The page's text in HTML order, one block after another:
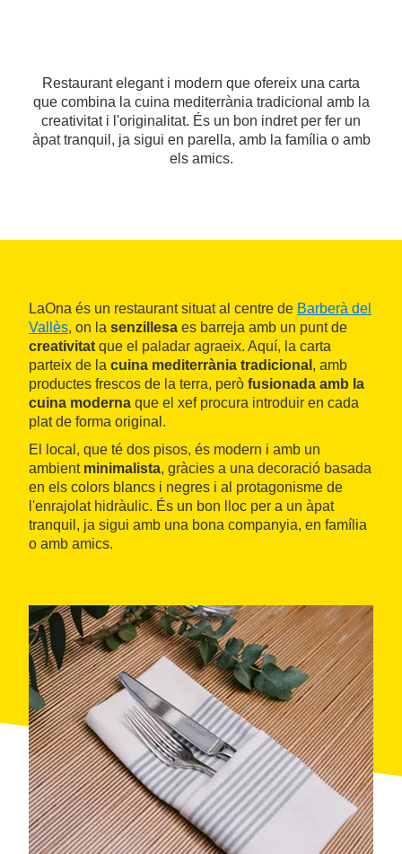
Restaurant elegant i modern que ofereix una carta
que combina la cuina mediterrània tradicional amb la
creativitat i l'originalitat. És un bon indret per fer un
àpat tranquil, ja sigui en parella, amb la família o amb
els amics.
LaOna és un restaurant situat al centre de Barberà del
Vallès, on la senzillesa es barreja amb un punt de
creativitat que el paladar agraeix. Aquí, la carta
parteix de la cuina mediterrània tradicional , amb
productes frescos de la terra, però fusionada amb la
cuina moderna que el xef procura introduir en cada
plat de forma original.
El local, que té dos pisos, és modern i amb un
ambient minimalista, gràcies a una decoració basada
en els colors blancs i negres i al protagonisme de
l'enrajolat hidràulic. És un bon lloc per a un àpat
tranquil, ja sigui amb una bona companyia, en família
o amb amics.